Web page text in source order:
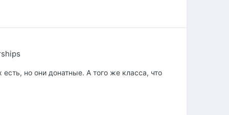
но они донатные. А того же класса, что